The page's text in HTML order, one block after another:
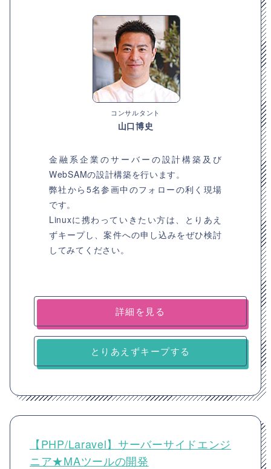
コンサルタント
山口博史
金融系企業のサーバーの設計構築及び
WebSAMの設計構築を行います。
弊社から5名参画中のフォローの利く現場
です。
Linuxに携わっていきたい方は、とりあえ
ずキープし、案件への申し込みをぜひ検討
してみてください。
詳細を見る
とりあえずキープする
【PHP/Laravel】サーバーサイドエンジ
ニア★MAツールの開発